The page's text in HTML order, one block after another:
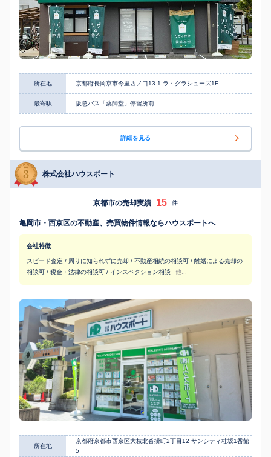
所在地 京都府長岡京市今里西ノ口13-1 ラ・グラシューズ1F
最寄駅 阪急バス「薬師堂」停留所前
詳細を見る
株式会社ハウスポート
京都市の売却実績 15 件
亀岡市・西京区の不動産、売買物件情報ならハウスポートへ
会社特徴
スピード査定 / 周りに知られずに売却 / 不動産相続の相談可 / 離婚による売却の
相談可 / 税金・法律の相談可 / インスペクション相談
他...
所在地
京都府京都市西京区大枝北沓掛町2丁目12 サンシティ桂坂1番館
5